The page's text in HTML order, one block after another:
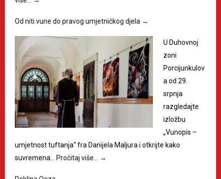
Od niti vune do pravog umjetničkog djela →
U Duhovnoj
zoni
Porcijunkulov
a od 29.
srpnja
razgledajte
izložbu
„Vunopis –
umjetnost tuftanja“ fra Danijela Maljura i otkrijte kako
suvremena… Pročitaj više… →